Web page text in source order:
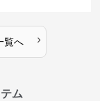
覧へ ›
ム